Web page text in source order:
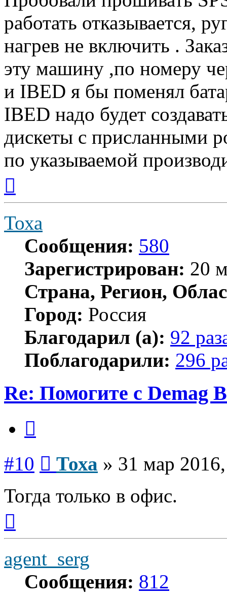
работать отказывается,
нагрев не включить .
эту машину ,по номеру
и IBED я бы поменял
IBED надо будет
дискеты с присланными
по указываемой
началу
Тоха
Сообщения: 580
Зарегистрирован: 20
Страна, Регион,
Город: Россия
Благодарил (а): 92
Поблагодарили: 296
Re: Помогите с Demag
#10 Тоха » 31 мар
Тогда только в офис.
началу
agent_serg
Сообщения: 812